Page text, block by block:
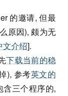
的邀请, 但最
原因), 颇为无
文介绍].
下载当前的稳
), 参考英文的
含三个程序的,